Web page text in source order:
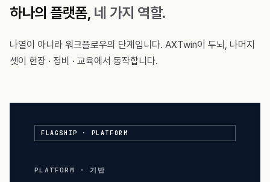
하나의 플랫폼, 네 가지 역할.
나열이 아니라 워크플로우의 단계입니다. AXTwin이 두뇌, 나머지
셋이 현장 · 정비 · 교육에서 동작합니다.
FLAGSHIP · PLATFORM
PLATFORM · 기반